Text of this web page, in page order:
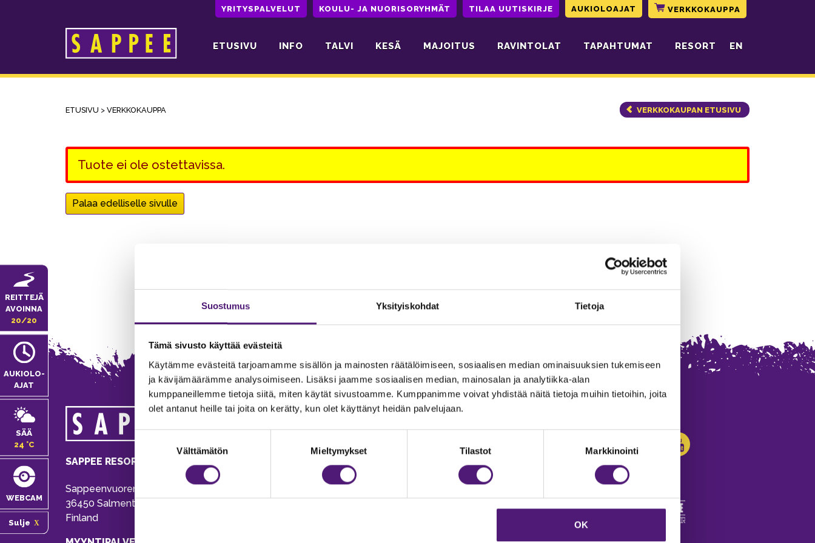
Suostumus Yksityiskohdat Tietoja
Tämä sivusto käyttää evästeitä
Käytämme evästeitä tarjoamamme sisällön ja mainosten räätälöimiseen, sosiaalisen median ominaisuuksien tukemiseen
ja kävijämäärämme analysoimiseen. Lisäksi jaamme sosiaalisen median, mainosalan ja analytiikka-alan
kumppaneillemme tietoja siitä, miten käytät sivustoamme. Kumppanimme voivat yhdistää näitä tietoja muihin tietoihin, joita
olet antanut heille tai joita on kerätty, kun olet käyttänyt heidän palvelujaan.
Välttämätön Mieltymykset Tilastot Markkinointi
OK
YRITYSPALVELUT KOULU- JA NUORISORYHMÄT TILAA UUTISKIRJE AUKIOLOAJAT VERKKOKAUPPA
Päävalikko ETUSIVU INFO TALVI KESÄ MAJOITUS RAVINTOLAT TAPAHTUMAT RESORT EN
REITTEJÄ
AVOINNA
20/20
AUKIOLO­
AJAT
SÄÄ
24 °C
WEBCAM
Sulje
ETUSIVU > VERKKOKAUPPA VERKKOKAUPAN ETUSIVU
Tuote ei ole ostettavissa.
Palaa edelliselle sivulle
SAPPEE RESORT
Sappeenvuorentie 200
36450 Salmentaka, Pälkäne
Finland
MAJOITUS
020 755 9975
majoitus@sappee.fi
Vastuullisuus
Avoimet työpaikat
Anna palautetta
Evästeasetukset